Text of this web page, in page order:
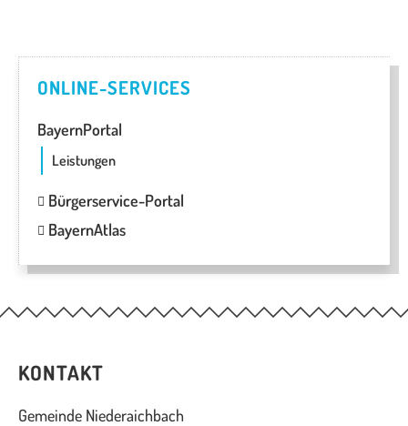
ONLINE-SERVICES
BayernPortal
Leistungen
Bürgerservice-Portal
BayernAtlas
KONTAKT
Gemeinde Niederaichbach